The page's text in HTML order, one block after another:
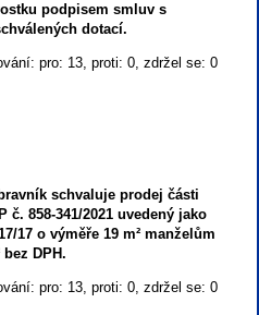
podpisem smluv s
dotací.
pro: 13, proti: 0, zdržel se: 0
schvaluje prodej části
č. 858-341/2021 uvedený jako
17 o výměře 19 m² manželům
DPH.
pro: 13, proti: 0, zdržel se: 0